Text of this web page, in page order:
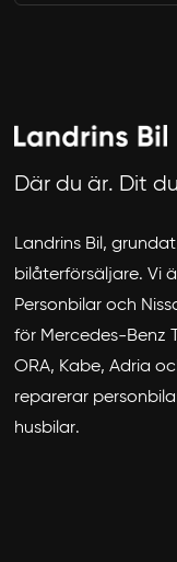
Där du är. Dit
Landrins Bil,
bilåterförsäljare. Vi
Personbilar och
för Mercedes-Benz
ORA, Kabe, Adria
reparerar
husbilar.